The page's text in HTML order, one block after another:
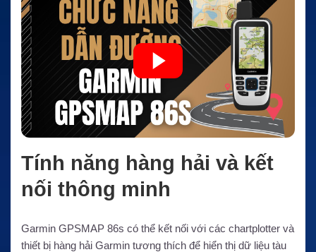
Tính năng hàng hải và kết
nối thông minh
Garmin GPSMAP 86s có thể kết nối với các chartplotter và
thiết bị hàng hải Garmin tương thích để hiển thị dữ liệu tàu